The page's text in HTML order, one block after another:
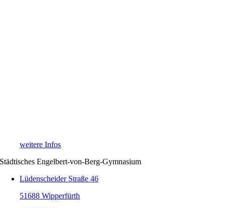
weitere Infos
Städtisches Engelbert-von-Berg-Gymnasium
Lüdenscheider Straße 46
51688 Wipperfürth